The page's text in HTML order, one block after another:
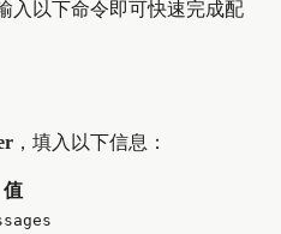
入以下命令即可快速完成配
，填入以下信息：
值